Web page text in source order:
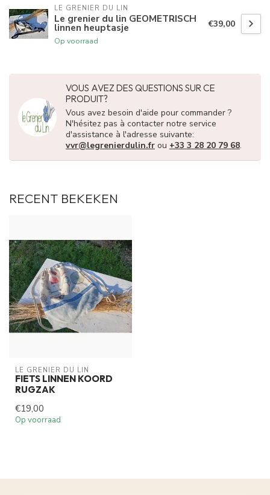
LE GRENIER DU LIN
Le grenier du lin GEOMETRISCH
linnen heuptasje
Op voorraad
€39,00
VOUS AVEZ DES QUESTIONS SUR CE
PRODUIT?
Vous avez besoin d'aide pour commander ?
N'hésitez pas à contacter notre service
d'assistance à l'adresse suivante:
vvr@legrenierdulin.fr ou +33 3 28 20 79 68.
RECENT BEKEKEN
LE GRENIER DU LIN
FIETS LINNEN KOORD
RUGZAK
€19,00
Op voorraad